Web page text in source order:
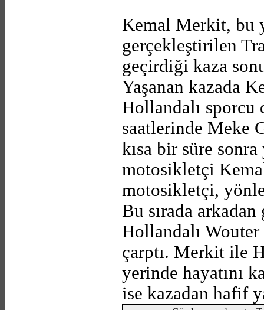
Kemal Merkit, bu
gerçekleştirilen
geçirdiği kaza
Yaşanan kazada
Hollandalı sporcu
saatlerinde Meke
kısa bir süre
motosikletçi
motosikletçi,
Bu sırada
Hollandalı
çarptı. Merkit ile
yerinde hayatını
ise kazadan hafif